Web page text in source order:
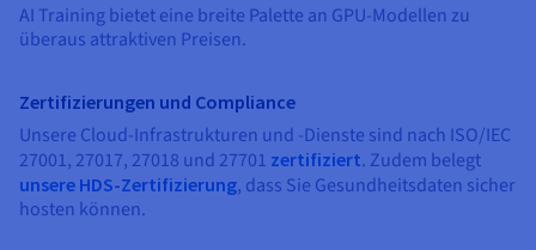
AI Training bietet eine breite Palette an GPU-Modellen zu
überaus attraktiven Preisen.
Zertifizierungen und Compliance
Unsere Cloud-Infrastrukturen und -Dienste sind nach ISO/IEC
27001, 27017, 27018 und 27701 zertifiziert. Zudem belegt
unsere HDS-Zertifizierung, dass Sie Gesundheitsdaten sicher
hosten können.